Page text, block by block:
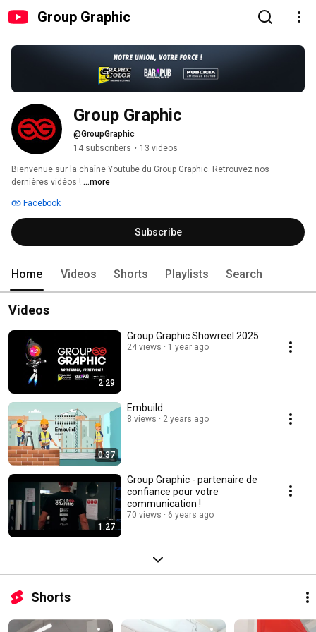
Group Graphic
Group Graphic
@GroupGraphic
14 subscribers • 13 videos
Bienvenue sur la chaîne Youtube du Group Graphic. Retrouvez nos
dernières vidéos ! ...more
Facebook
Subscribe
Home Videos Shorts Playlists Search
Videos
2:29
Group Graphic Showreel 2025
24 views 1 year ago
0:37
Embuild
8 views 2 years ago
1:27
Group Graphic - partenaire de
confiance pour votre
communication !
70 views 6 years ago
Shorts